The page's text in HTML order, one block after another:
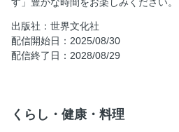
【09】洗うも干すも道具で楽する
【10】収納は見た目にも気持ちい
【11】掛ける服の順番は“グラデ
【14】プロのアイロン術を学んで
出版社：世界文化社
配信開始日：2025/08/30
配信終了日：2028/08/29
くらし・健康・料理